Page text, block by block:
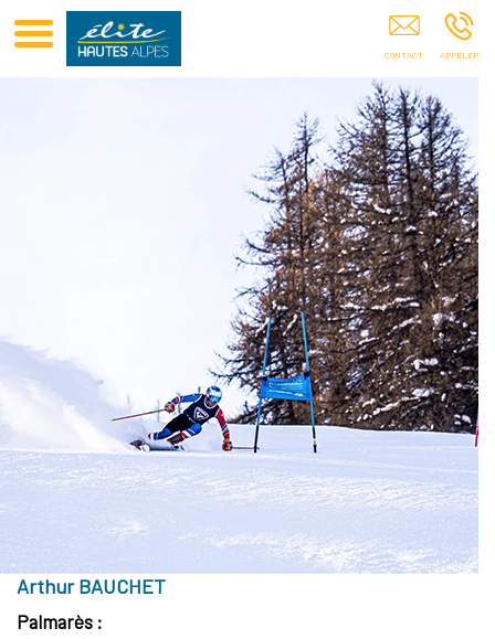
Arthur BAUCHET
Palmarès :